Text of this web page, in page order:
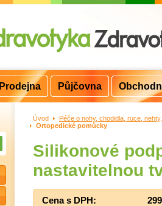
Úvod >
Péče o nohy, chodidla, ruce,
Ortopedické pomůcky
Silikonové
nastavitelnou
Cena s DPH:
Prodejna Půjčovna